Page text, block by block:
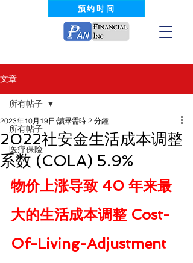
预约时间
文章
所有帖子
医疗保险
所有帖子
2022社安金生活成本调整
系数 (COLA) 5.9%
2023年10月19日 讀畢需時 2 分鐘
物价上涨导致 40 年来最
大的生活成本调整 Cost-
Of-Living-Adjustment